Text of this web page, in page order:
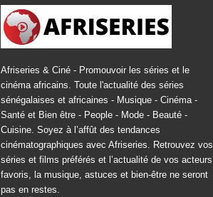
Afriseries & Ciné - Promouvoir les séries et le
cinéma africains. Toute l'actualité des séries
sénégalaises et africaines - Musique - Cinéma -
Santé et Bien être - People - Mode - Beauté -
Cuisine. Soyez à l’affût des tendances
cinématographiques avec Afriseries. Retrouvez vos
séries et films préférés et l’actualité de vos acteurs
favoris, la musique, astuces et bien-être ne seront
pas en restes.